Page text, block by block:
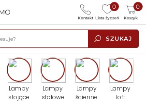
SZUKAJ
0
Lista życzeń
0
Koszyk
Kontakt
Lampy
stojące
Lampy
stołowe
Lampy
ścienne
Lampy
loft